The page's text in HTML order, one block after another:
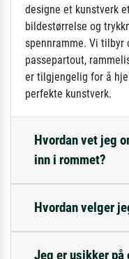
designe et kunstverk
bildestørrelse og
spennramme. Vi tilbyr
passepartout,
er tilgjengelig for å
perfekte kunstverk.
Hvordan vet jeg
inn i rommet?
Hvordan velger
Jeg er usikker